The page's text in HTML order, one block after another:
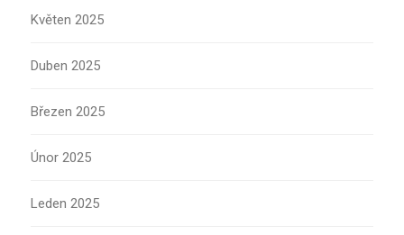
Květen 2025
Duben 2025
Březen 2025
Únor 2025
Leden 2025